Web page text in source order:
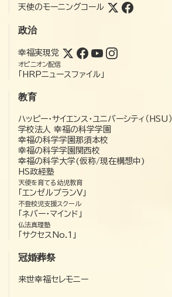
天使のモーニングコール
政治
幸福実現党
オピニオン配信
「HRPニュースファイル」
教育
ハッピー・サイエンス・ユニバーシティ（HSU）
学校法人 幸福の科学学園
幸福の科学学園那須本校
幸福の科学学園関西校
幸福の科学大学(仮称/現在構想中)
HS政経塾
天使を育てる幼児教育
「エンゼルプランV」
不登校児支援スクール
「ネバー・マインド」
仏法真理塾
「サクセスNo.1」
冠婚葬祭
来世幸福セレモニー